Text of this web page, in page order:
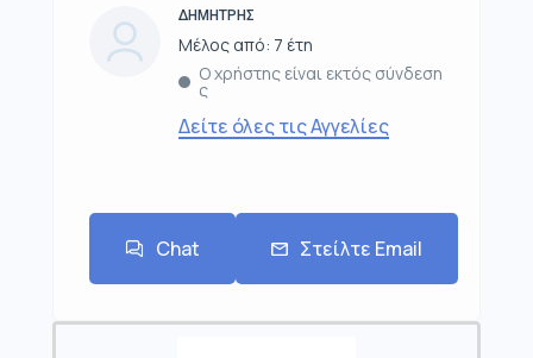
ΔΗΜΗΤΡΗΣ
Μέλος από: 7 έτη
Ο χρήστης είναι εκτός σύνδεση
ς
Δείτε όλες τις Αγγελίες
Chat Στείλτε Email